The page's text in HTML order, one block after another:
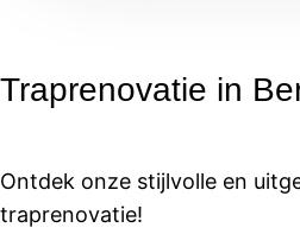
Traprenovatie in
Ontdek onze stijlvolle en
traprenovatie!